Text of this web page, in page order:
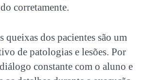
corretamente.
queixas dos pacientes são um
de patologias e lesões. Por
constante com o aluno e